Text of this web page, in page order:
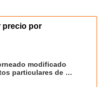
precio por
modificado
particulares de la